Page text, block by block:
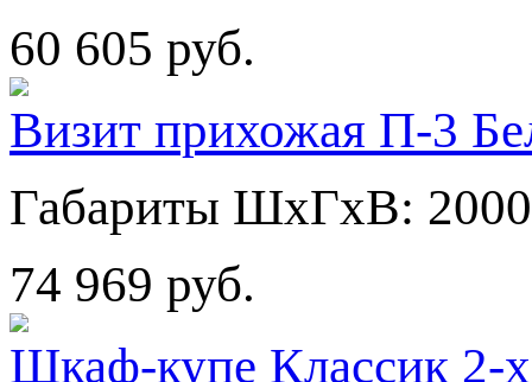
60 605 руб.
Визит прихожая П-3
Габариты ШхГхВ:
74 969 руб.
Шкаф-купе Классик 2-